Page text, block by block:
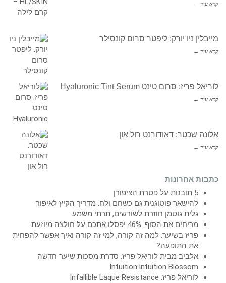
קרא עוד ←
מייבלין ניו יורק: ליפטר סרום קונסילר
קרא עוד ←
לוריאל פריז: סרום טינט Hyaluronic Tint Serum
קרא עוד ←
אלונה שכטר: דאודורנט רול און
קרא עוד ←
כתבות אחרונות
5 תובנות על פטרת הציפורן
להישאר פוטוגנית גם כשחם ולח: מדריך הקיץ לאיפור
גלית גוטמן חוזרת לשורשים, תרתי משמע
מריחים את הסוף: 46% יפסלו אתכם על חולצה מיוזעת
פריז בשיער: למה זה קורה, למי זה קורה ואיך אפשר להפחית
את התופעה?
אלביב מבית לוריאל פריז: סדרת מסכות שיער חדשה
Intuition:Intuition Blossom
לוריאל פריז: Infallible Laque Resistance